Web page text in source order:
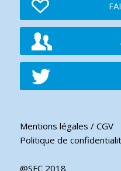
Mentions légales / CGV
Politique de
@SFC 2018